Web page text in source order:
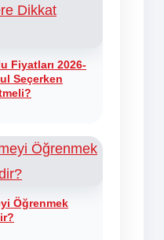
Fiyatları 2026-
Seçerken
Öğrenmek